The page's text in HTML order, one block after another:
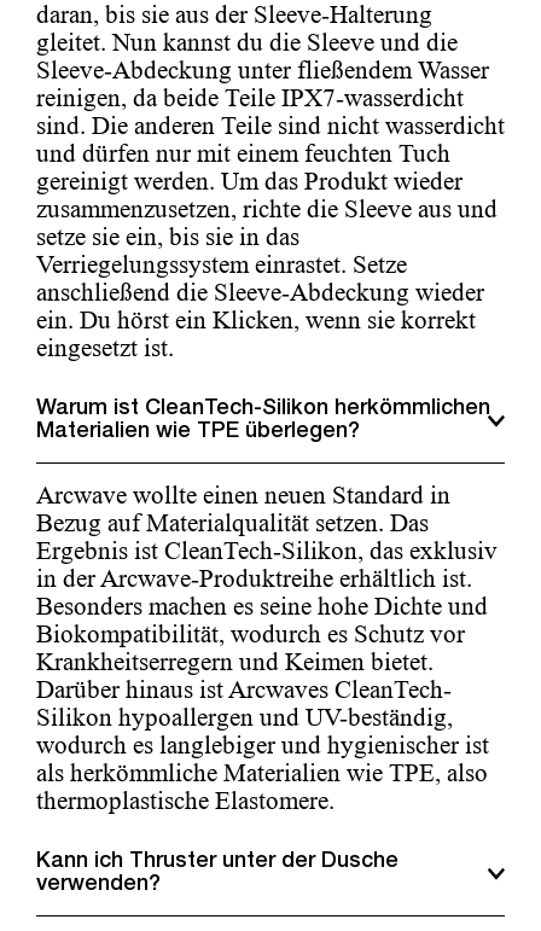
daran, bis sie aus der Sleeve-Halterung
gleitet. Nun kannst du die Sleeve und die
Sleeve-Abdeckung unter fließendem Wasser
reinigen, da beide Teile IPX7-wasserdicht
sind. Die anderen Teile sind nicht wasserdicht
und dürfen nur mit einem feuchten Tuch
gereinigt werden. Um das Produkt wieder
zusammenzusetzen, richte die Sleeve aus und
setze sie ein, bis sie in das
Verriegelungssystem einrastet. Setze
anschließend die Sleeve-Abdeckung wieder
ein. Du hörst ein Klicken, wenn sie korrekt
eingesetzt ist.
Warum ist CleanTech-Silikon herkömmlichen
Materialien wie TPE überlegen?
Arcwave wollte einen neuen Standard in
Bezug auf Materialqualität setzen. Das
Ergebnis ist CleanTech-Silikon, das exklusiv
in der Arcwave-Produktreihe erhältlich ist.
Besonders machen es seine hohe Dichte und
Biokompatibilität, wodurch es Schutz vor
Krankheitserregern und Keimen bietet.
Darüber hinaus ist Arcwaves CleanTech-
Silikon hypoallergen und UV-beständig,
wodurch es langlebiger und hygienischer ist
als herkömmliche Materialien wie TPE, also
thermoplastische Elastomere.
Kann ich Thruster unter der Dusche
verwenden?